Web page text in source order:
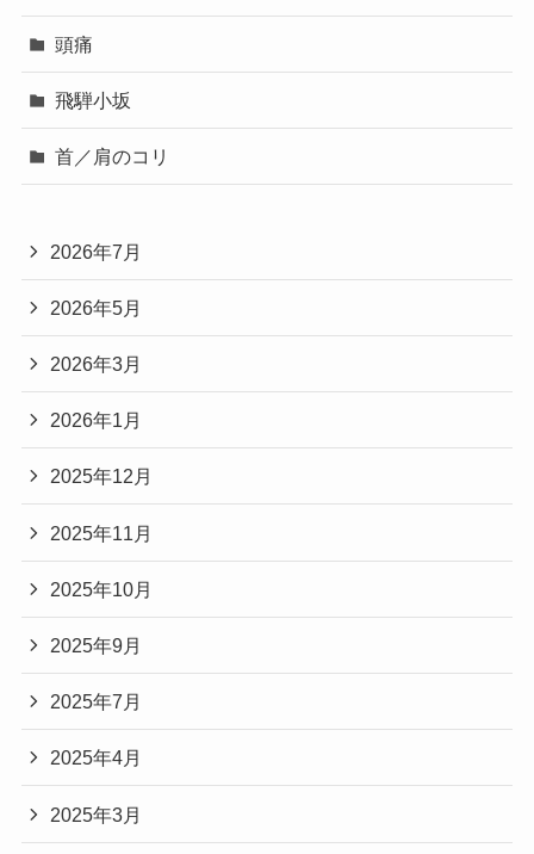
頭痛
飛騨小坂
首／肩のコリ
2026年7月
2026年5月
2026年3月
2026年1月
2025年12月
2025年11月
2025年10月
2025年9月
2025年7月
2025年4月
2025年3月